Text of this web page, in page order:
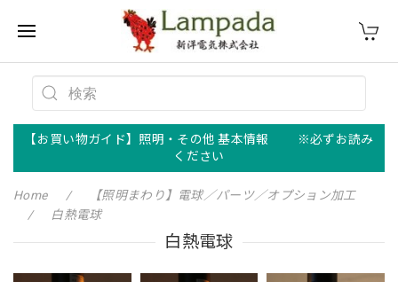
【お買い物ガイド】照明・その他 基本情報 ※必ずお読み
ください
Home
【照明まわり】電球／パーツ／オプション加工
白熱電球
白熱電球